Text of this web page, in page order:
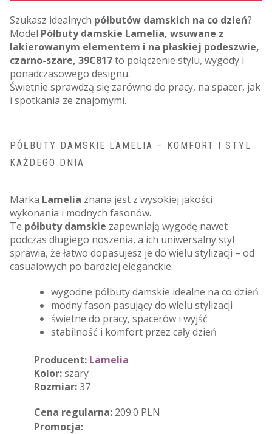
Szukasz idealnych półbutów damskich na co dzień?
Model Półbuty damskie Lamelia, wsuwane z
lakierowanym elementem i na płaskiej podeszwie,
czarno-szare, 39C817to połączenie stylu, wygody i
ponadczasowego designu.
Świetnie sprawdzą się zarówno do pracy, na spacer, jak
i spotkania ze znajomymi.
PÓŁBUTY DAMSKIE LAMELIA – KOMFORT I STYL
KAŻDEGO DNIA
Marka Lamelia znana jest z wysokiej jakości
wykonania i modnych fasonów.
Te półbuty damskie zapewniają wygodę nawet
podczas długiego noszenia, a ich uniwersalny styl
sprawia, że łatwo dopasujesz je do wielu stylizacji – od
casualowych po bardziej eleganckie.
wygodne półbuty damskie idealne na co dzień
modny fason pasujący do wielu stylizacji
świetne do pracy, spacerów i wyjść
stabilność i komfort przez cały dzień
Producent: Lamelia
Kolor:szary
Rozmiar:37
Cena regularna: 209.0 PLN
Promocja: